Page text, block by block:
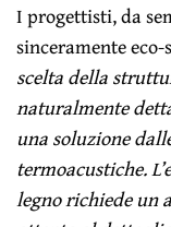
I progettisti, da
sinceramente
scelta della
naturalmente
una soluzione
termoacustiche.
legno richiede un